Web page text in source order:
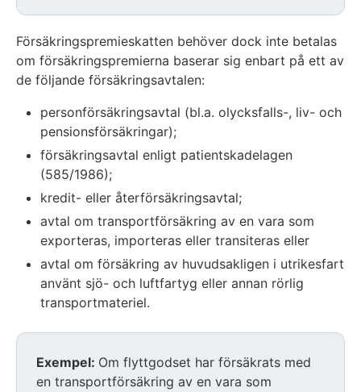
Försäkringspremieskatten behöver dock inte betalas
om försäkringspremierna baserar sig enbart på ett av
de följande försäkringsavtalen:
personförsäkringsavtal (bl.a. olycksfalls-, liv- och
pensionsförsäkringar);
försäkringsavtal enligt patientskadelagen
(585/1986);
kredit- eller återförsäkringsavtal;
avtal om transportförsäkring av en vara som
exporteras, importeras eller transiteras eller
avtal om försäkring av huvudsakligen i utrikesfart
använt sjö- och luftfartyg eller annan rörlig
transportmateriel.
Exempel: Om flyttgodset har försäkrats med
en transportförsäkring av en vara som